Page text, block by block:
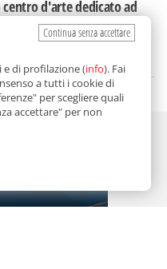
d'arte dedicato ad
Crowley
Continua senza accettare
e di profilazione (info). Fai
a tutti i cookie di
per scegliere quali
accettare" per non